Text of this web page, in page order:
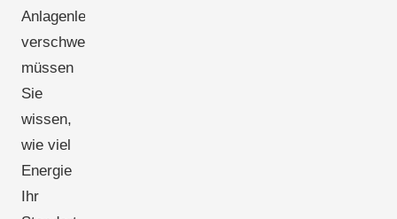
Anlagenleistung
verschwenden,
müssen
Sie
wissen,
wie viel
Energie
Ihr